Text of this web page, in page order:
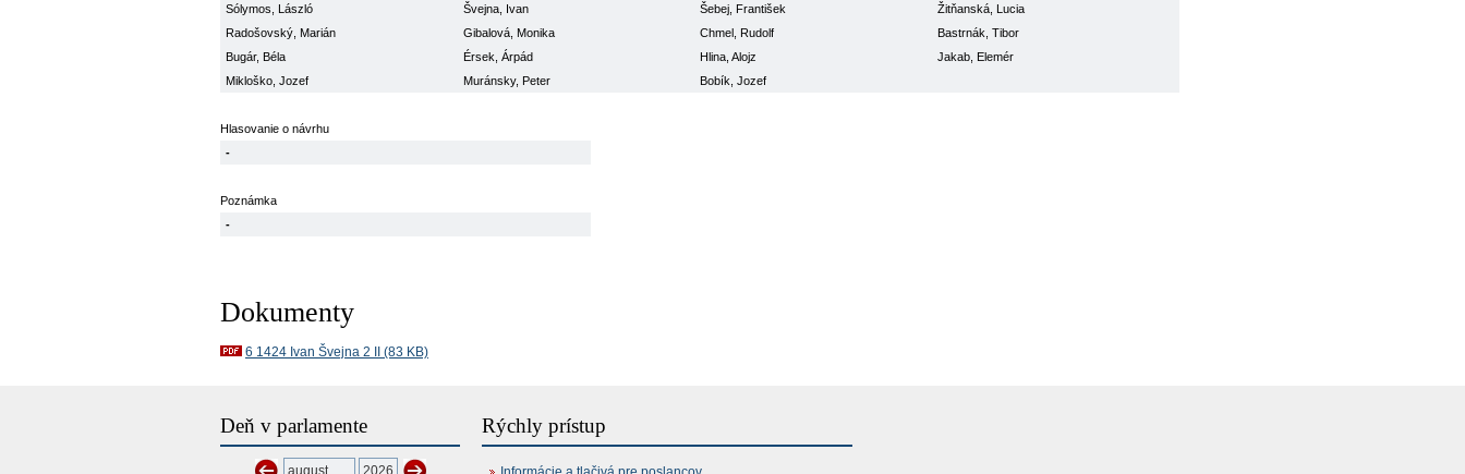
Sólymos, László Švejna, Ivan Šebej, František
Žitňanská, Lucia
Radošovský, Marián
Gibalová, Monika Chmel, Rudolf
Bastrnák, Tibor
Bugár, Béla
Érsek, Árpád Hlina, Alojz
Jakab, Elemér
Mikloško, Jozef
Muránsky, Peter Bobík, Jozef
Hlasovanie o návrhu
-
Poznámka
-
Dokumenty
6 1424 Ivan Švejna 2 II (83 KB)
Deň v parlamente Rýchly prístup